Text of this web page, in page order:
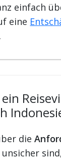
einfach
eine
die
unsicher